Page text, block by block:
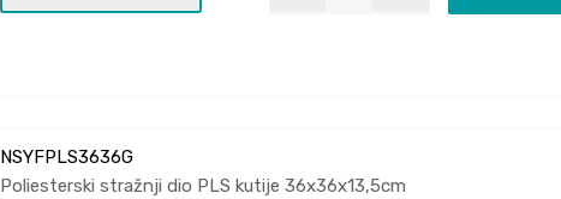
NSYFPLS3636G
Poliesterski stražnji dio PLS kutije 36x36x13,5cm